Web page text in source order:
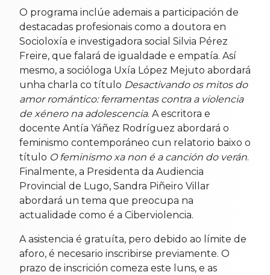
O programa inclúe ademais a participación de
destacadas profesionais como a doutora en
Socioloxía e investigadora social Silvia Pérez
Freire, que falará de igualdade e empatía. Así
mesmo, a socióloga Uxía López Mejuto abordará
unha charla co título Desactivando os mitos do
amor romántico: ferramentas contra a violencia
de xénero na adolescencia. A escritora e
docente Antía Yáñez Rodríguez abordará o
feminismo contemporáneo cun relatorio baixo o
título O feminismo xa non é a canción do verán.
Finalmente, a Presidenta da Audiencia
Provincial de Lugo, Sandra Piñeiro Villar
abordará un tema que preocupa na
actualidade como é a Ciberviolencia.
A asistencia é gratuíta, pero debido ao límite de
aforo, é necesario inscribirse previamente. O
prazo de inscrición comeza este luns, e as